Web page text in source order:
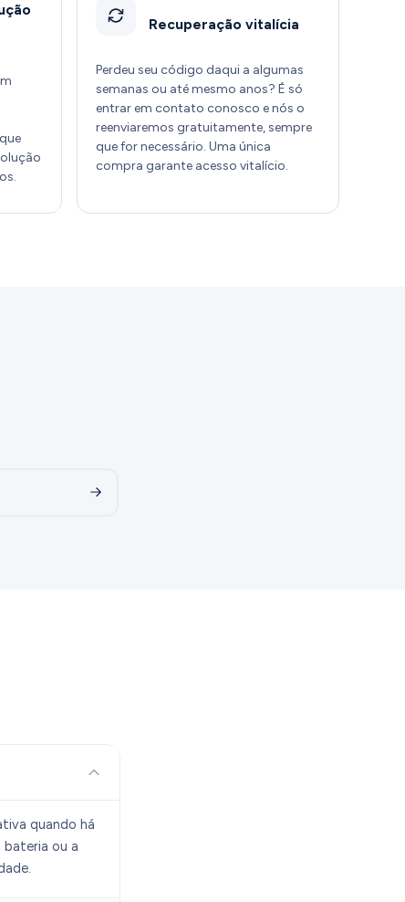
Recuperação vitalícia
Perdeu seu código daqui a algumas
semanas ou até mesmo anos? É só
entrar em contato conosco e nós o
reenviaremos gratuitamente, sempre
que for necessário. Uma única
compra garante acesso vitalício.
quando há
ou a